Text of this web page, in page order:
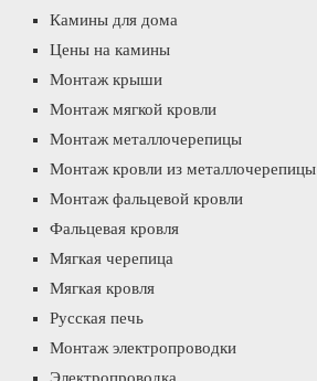
Камины для дома
Цены на камины
Монтаж крыши
Монтаж мягкой кровли
Монтаж металлочерепицы
Монтаж кровли из металлочерепицы
Монтаж фальцевой кровли
Фальцевая кровля
Мягкая черепица
Мягкая кровля
Русская печь
Монтаж электропроводки